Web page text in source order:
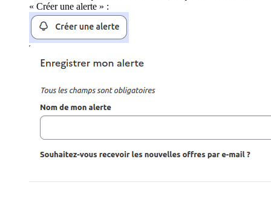
« Créer une alerte » :